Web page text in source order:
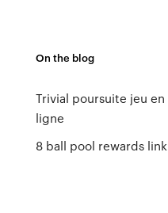
On the blog
Trivial poursuite jeu en
ligne
8 ball pool rewards link